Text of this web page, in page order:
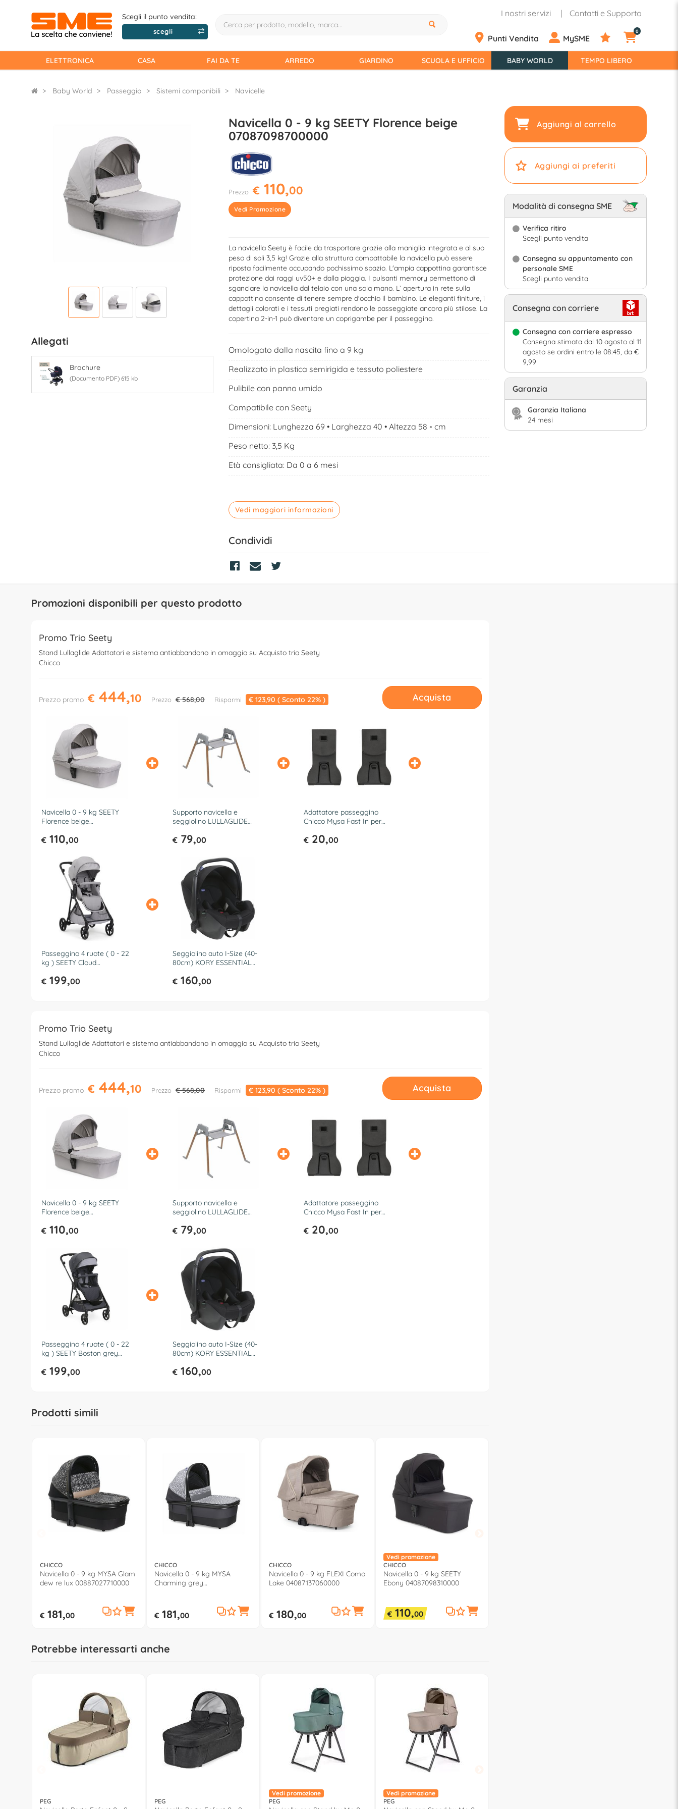
Scegli il punto vendita:
scegli
I nostri servizi Contatti e Supporto
Punti Vendita MySME
0
ELETTRONICA CASA FAI DA TE ARREDO GIARDINO SCUOLA E UFFICIO BABY WORLD TEMPO LIBERO
Baby World Passeggio Sistemi componibili Navicelle
Allegati
Brochure
(Documento PDF) 615 kb
Navicella 0 - 9 kg SEETY Florence beige
07087098700000
Prezzo € 110,00
Vedi Promozione
La navicella Seety è facile da trasportare grazie alla maniglia integrata e al suo
peso di soli 3,5 kg! Grazie alla struttura compattabile la navicella può essere
riposta facilmente occupando pochissimo spazio. L'ampia cappottina garantisce
protezione dai raggi uv50+ e dalla pioggia. I pulsanti memory permettono di
sganciare la navicella dal telaio con una sola mano. L’ apertura in rete sulla
cappottina consente di tenere sempre d'occhio il bambino. Le eleganti finiture, i
dettagli colorati e i tessuti pregiati rendono le passeggiate ancora più stilose. La
copertina 2-in-1 può diventare un coprigambe per il passeggino.
Omologato dalla nascita fino a 9 kg
Realizzato in plastica semirigida e tessuto poliestere
Pulibile con panno umido
Compatibile con Seety
Dimensioni: Lunghezza 69 • Larghezza 40 • Altezza 58 ◦ cm
Peso netto: 3,5 Kg
Età consigliata: Da 0 a 6 mesi
Vedi maggiori informazioni
Condividi
Aggiungi al carrello
Aggiungi ai preferiti
Modalità di consegna SME
Verifica ritiro
Scegli punto vendita
Consegna su appuntamento con
personale SME
Scegli punto vendita
Consegna con corriere
Consegna con corriere espresso
Consegna stimata dal 10 agosto al 11
agosto se ordini entro le 08:45, da €
9,99
Garanzia
Garanzia Italiana
24 mesi
Promozioni disponibili per questo prodotto
Promo Trio Seety
Stand Lullaglide Adattatori e sistema antiabbandono in omaggio su Acquisto trio Seety
Chicco
Prezzo promo € 444,10 Prezzo € 568,00 Risparmi € 123,90 ( Sconto 22% ) Acquista
Navicella 0 - 9 kg SEETY
Florence beige
€ 110,00
Supporto navicella e
seggiolino LULLAGLIDE
€ 79,00
Adattatore passeggino
Chicco Mysa Fast In per
950
€ 20,00
Passeggino 4 ruote ( 0 - 22
kg ) SEETY Cloud
€ 199,00
Seggiolino auto I-Size (40-
80cm) KORY ESSENTIAL
€ 160,00
Promo Trio Seety
Stand Lullaglide Adattatori e sistema antiabbandono in omaggio su Acquisto trio Seety
Chicco
Prezzo promo € 444,10 Prezzo € 568,00 Risparmi € 123,90 ( Sconto 22% ) Acquista
Navicella 0 - 9 kg SEETY
Florence beige
€ 110,00
Supporto navicella e
seggiolino LULLAGLIDE
€ 79,00
Adattatore passeggino
Chicco Mysa Fast In per
950
€ 20,00
Passeggino 4 ruote ( 0 - 22
kg ) SEETY Boston grey
€ 199,00
Seggiolino auto I-Size (40-
80cm) KORY ESSENTIAL
€ 160,00
Prodotti simili
CHICCO
Navicella 0 - 9 kg MYSA Glam
dew re lux 00887027710000
€ 181,00
CHICCO
Navicella 0 - 9 kg MYSA
Charming grey
€ 181,00
CHICCO
Navicella 0 - 9 kg FLEXI Como
Lake 04087137060000
€ 180,00
Vedi promozione
CHICCO
Navicella 0 - 9 kg SEETY
Ebony 04087098310000
€ 110,00
Potrebbe interessarti anche
PEG PEG
Vedi promozione
PEG
Vedi promozione
PEG